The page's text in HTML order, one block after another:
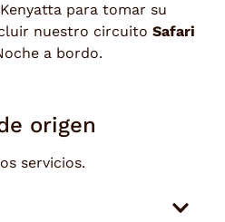
para tomar su
nuestro circuito Safari
a bordo.
origen
servicios.